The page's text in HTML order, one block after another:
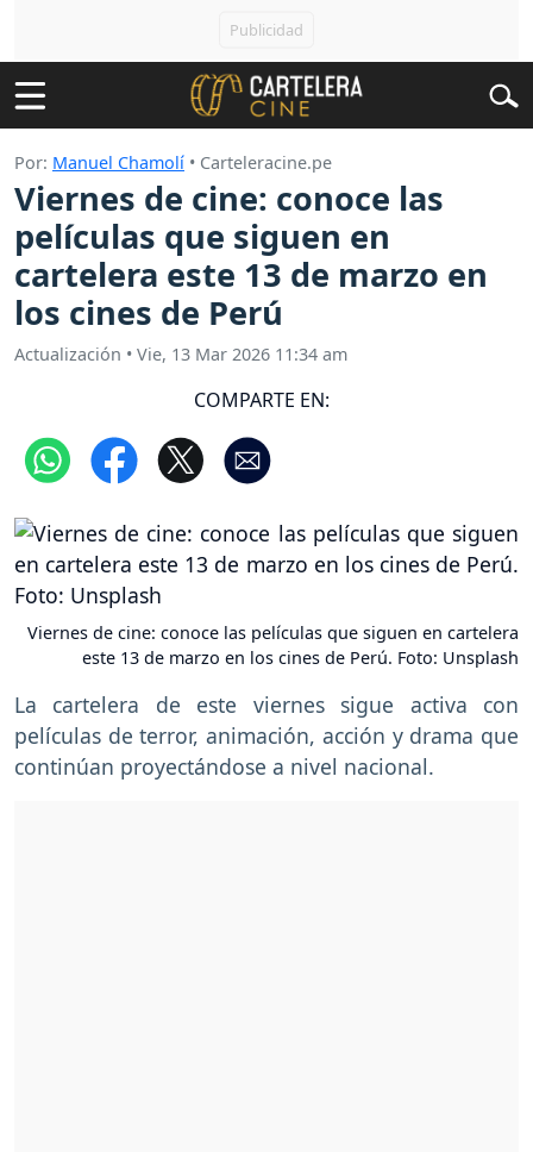
Por: Manuel Chamolí • Carteleracine.pe
Viernes de cine: conoce las
películas que siguen en
cartelera este 13 de marzo en
los cines de Perú
Actualización • Vie, 13 Mar 2026 11:34 am
COMPARTE EN:
Viernes de cine: conoce las películas que siguen en cartelera
este 13 de marzo en los cines de Perú. Foto: Unsplash
La cartelera de este viernes sigue activa con
películas de terror, animación, acción y drama que
continúan proyectándose a nivel nacional.